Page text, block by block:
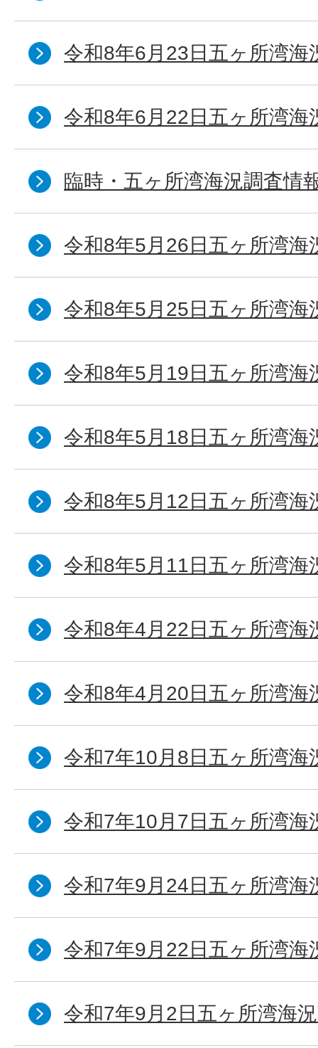
令和8年6月23日五ヶ所湾海
令和8年6月22日五ヶ所湾海
臨時・五ヶ所湾海況調査情
令和8年5月26日五ヶ所湾海
令和8年5月25日五ヶ所湾海
令和8年5月19日五ヶ所湾海
令和8年5月18日五ヶ所湾海
令和8年5月12日五ヶ所湾海
令和8年5月11日五ヶ所湾海
令和8年4月22日五ヶ所湾海
令和8年4月20日五ヶ所湾海
令和7年10月8日五ヶ所湾海
令和7年10月7日五ヶ所湾海
令和7年9月24日五ヶ所湾海
令和7年9月22日五ヶ所湾海
令和7年9月2日五ヶ所湾海